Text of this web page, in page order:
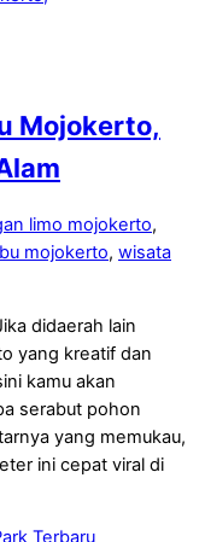
Mojokerto,
limo mojokerto,
mojokerto, wisata
didaerah lain
yang kreatif dan
kamu akan
serabut pohon
yang memukau,
ini cepat viral di